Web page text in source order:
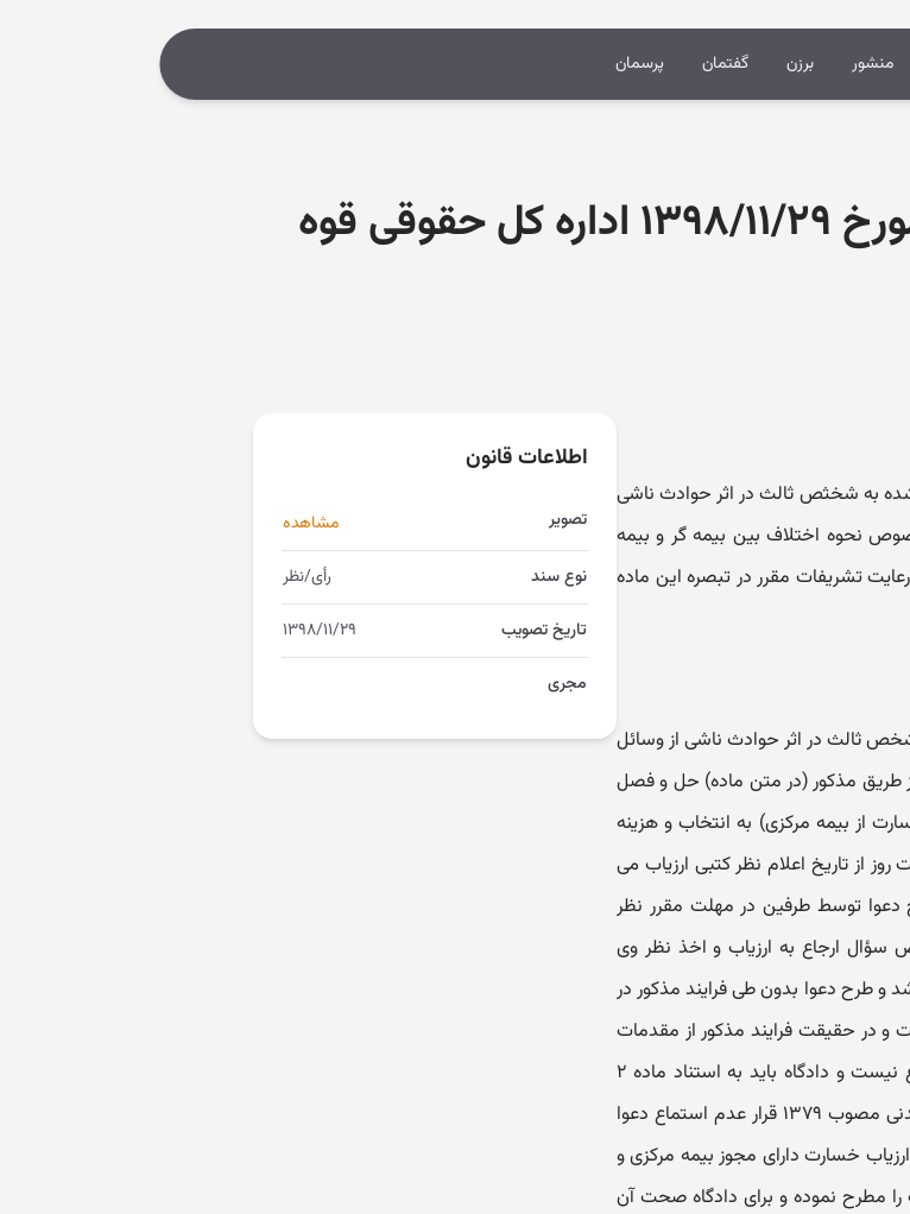
منشور برزن گفتمان پرسمان
نظر مشورتی ۷/۹۸/۱۸۶۴ مورخ ۱۳۹۸/۱۱/۲۹ اداره کل حقوقی قوه
خسارت وارد شده به شخثص ثالث در اثر حوادث ناشی
تکلیف در خصوص نحوه اختلاف بین بیمه گر و بیمه
تشریفات مقرر در تبصره این ماده
به شخص ثالث در اثر حوادث ناشی از وسائل
از طریق مذکور (در متن ماده) حل و فصل
از بیمه مرکزی) به انتخاب و هزینه
از تاریخ اعلام نظر کتبی ارزیاب می
دعوا توسط طرفین در مهلت مقرر نظر
سؤال ارجاع به ارزیاب و اخذ نظر وی
طرح دعوا بدون طی فرایند مذکور در
و در حقیقت فرایند مذکور از مقدمات
لازم برای طرح دعواست که بدون طی آن دعوا قابل استماع نیست و دادگاه باید به استناد ماده ۲
قانون آیین دادرسی دادگاه های عمومی و انقلاب در امور مدنی مصوب ۱۳۷۹ قرار عدم استماع دعوا
خسارت دارای مجوز بیمه مرکزی و
را مطرح نموده و برای دادگاه صحت آن
اطلاعات قانون
تصویر مشاهده
نوع سند رأی/نظر
تاریخ تصویب ۱۳۹۸/۱۱/۲۹
مجری